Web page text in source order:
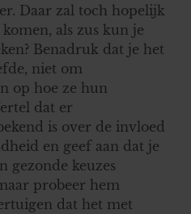
Daar zal toch hopelijk
als zus kun je
Benadruk dat je het
niet om
op hoe ze hun
dat er
is over de invloed
en geef aan dat je
gezonde keuzes
probeer hem
dat het met